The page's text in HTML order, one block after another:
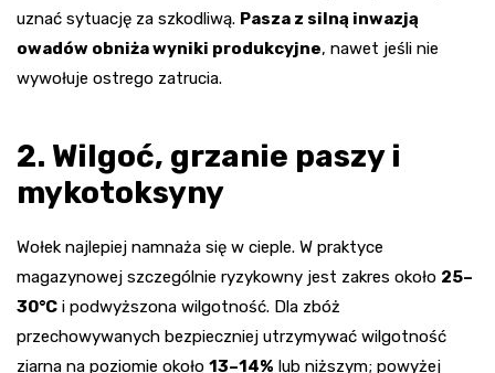
uznać sytuację za szkodliwą. Pasza z silną inwazją
owadów obniża wyniki produkcyjne, nawet jeśli nie
wywołuje ostrego zatrucia.
2. Wilgoć, grzanie paszy i
mykotoksyny
Wołek najlepiej namnaża się w cieple. W praktyce
magazynowej szczególnie ryzykowny jest zakres około 25–
30°C i podwyższona wilgotność. Dla zbóż
przechowywanych bezpieczniej utrzymywać wilgotność
ziarna na poziomie około 13–14% lub niższym; powyżej